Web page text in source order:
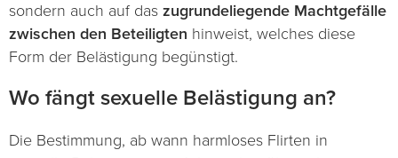
sondern auch auf das zugrundeliegende Machtgefälle
zwischen den Beteiligten hinweist, welches diese
Form der Belästigung begünstigt.
Wo fängt sexuelle Belästigung an?
Die Bestimmung, ab wann harmloses Flirten in